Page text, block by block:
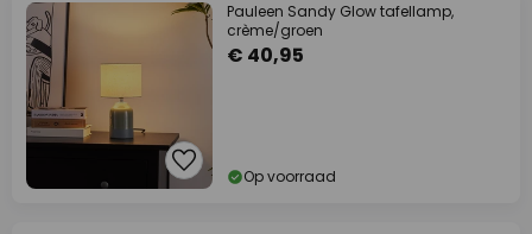
Pauleen Sandy Glow tafellamp,
crème/groen
€ 40,95
Op voorraad